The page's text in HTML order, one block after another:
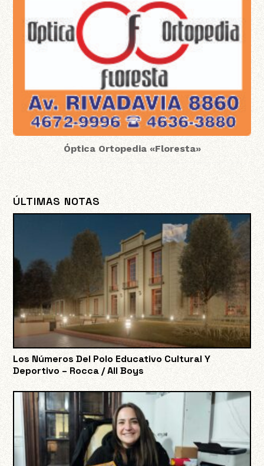
Óptica Ortopedia «Floresta»
ÚLTIMAS NOTAS
Los Números Del Polo Educativo Cultural Y
Deportivo – Rocca / All Boys